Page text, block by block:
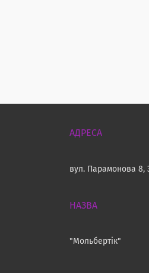
вул. Парамонова 8,
"Мольбертік"